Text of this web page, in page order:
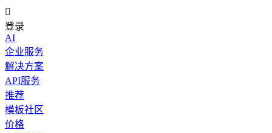

登录
AI
企业服务
解决方案
API服务
推荐
模板社区
价格